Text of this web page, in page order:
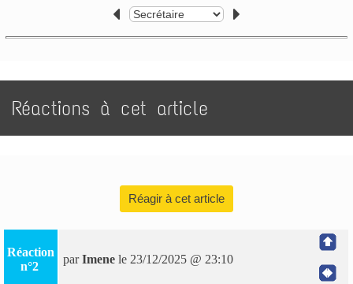
Réactions à cet article
Réagir à cet article
Réaction
n°2
parImene le 23/12/2025 @ 23:10